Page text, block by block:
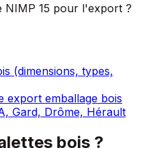
NIMP 15 pour l'export ?
(dimensions, types,
export emballage bois
Gard, Drôme, Hérault
bois ?